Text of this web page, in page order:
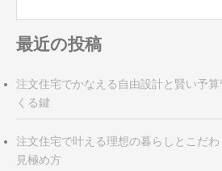
最近の投稿
注文住宅でかなえる自由設計と賢い予
くる鍵
注文住宅で叶える理想の暮らしとこだ
見極め方